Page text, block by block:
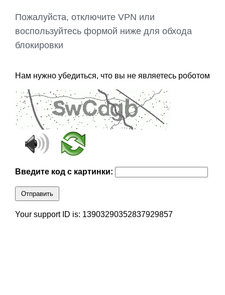
Пожалуйста, отключите VPN или
воспользуйтесь формой ниже для обхода
блокировки
Нам нужно убедиться, что вы не являетесь роботом
Введите код с картинки:
Отправить
Your support ID is: 13903290352837929857